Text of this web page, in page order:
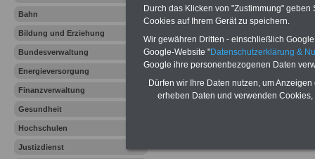
Bahn
Bildung und Erziehung
Bundesverwaltung
Energieversorgung
Finanzverwaltung
Gesundheit
Hochschulen
Justizdienst
Ihr
den Fall der
Leben
Durch das Klicken von "Zustimmung"
Cookies auf Ihrem Gerät zu speichern.
Wir gewähren Dritten - einschließlich
Google-Website "Datenschutzerklärung &
Google ihre personenbezogenen Daten
Dürfen wir Ihre Daten nutzen, um
erheben Daten und verwenden